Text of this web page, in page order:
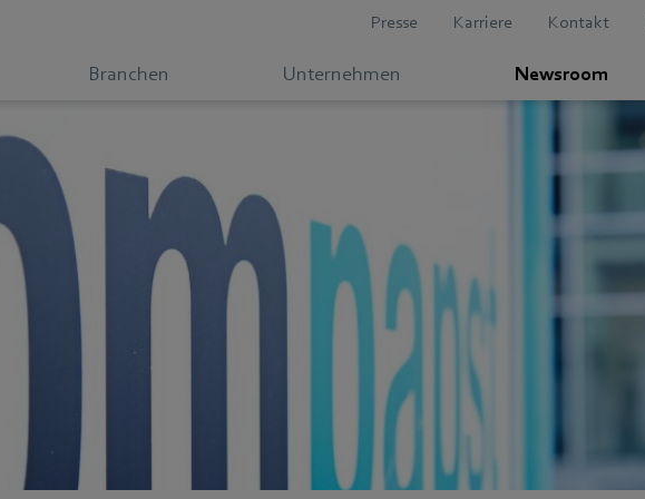
Presse Karriere Kontakt
Branchen Unternehmen Newsroom